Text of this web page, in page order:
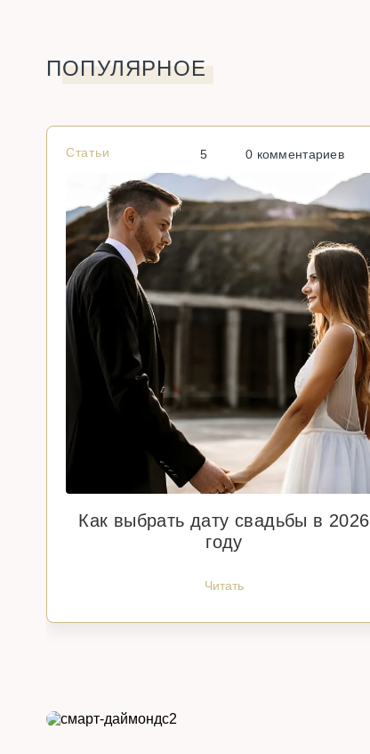
ПОПУЛЯРНОЕ
Статьи 5 0 комментариев
Как выбрать дату свадьбы в 2026
году
Читать